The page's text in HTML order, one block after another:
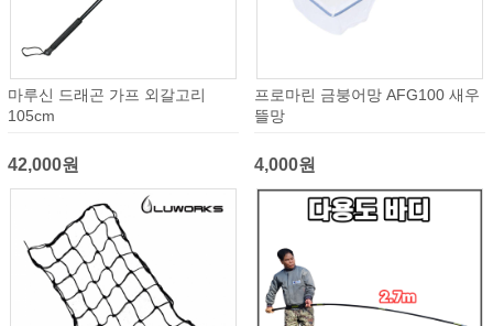
마루신 드래곤 가프 외갈고리
105cm
42,000원
프로마린 금붕어망 AFG100 새우
뜰망
4,000원